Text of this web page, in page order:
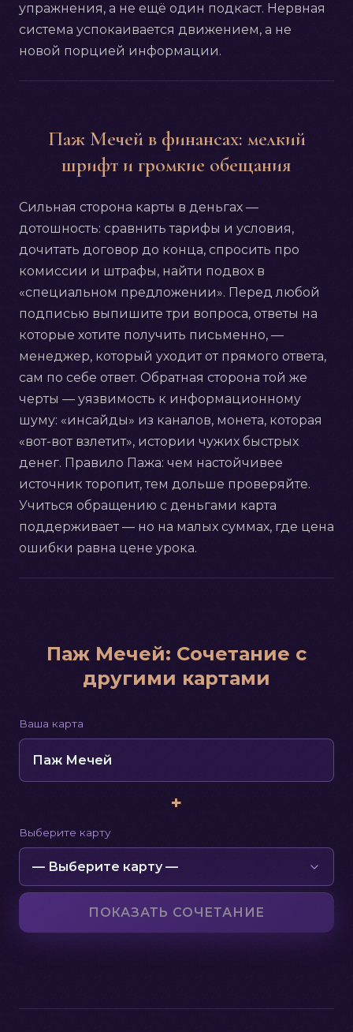
упражнения, а не ещё один подкаст. Нервная
система успокаивается движением, а не
новой порцией информации.
Паж Мечей в финансах: мелкий
шрифт и громкие обещания
Сильная сторона карты в деньгах —
дотошность: сравнить тарифы и условия,
дочитать договор до конца, спросить про
комиссии и штрафы, найти подвох в
«специальном предложении». Перед любой
подписью выпишите три вопроса, ответы на
которые хотите получить письменно, —
менеджер, который уходит от прямого ответа,
сам по себе ответ. Обратная сторона той же
черты — уязвимость к информационному
шуму: «инсайды» из каналов, монета, которая
«вот-вот взлетит», истории чужих быстрых
денег. Правило Пажа: чем настойчивее
источник торопит, тем дольше проверяйте.
Учиться обращению с деньгами карта
поддерживает — но на малых суммах, где цена
ошибки равна цене урока.
Паж Мечей: Сочетание с
другими картами
Ваша карта
Паж Мечей
+
Выберите карту
ПОКАЗАТЬ СОЧЕТАНИЕ